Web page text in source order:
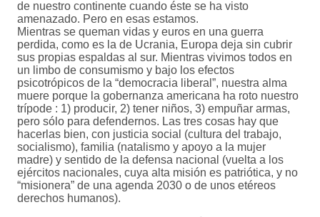
de nuestro continente cuando éste se ha visto
amenazado. Pero en esas estamos.
Mientras se queman vidas y euros en una guerra
perdida, como es la de Ucrania, Europa deja sin cubrir
sus propias espaldas al sur. Mientras vivimos todos en
un limbo de consumismo y bajo los efectos
psicotrópicos de la “democracia liberal”, nuestra alma
muere porque la gobernanza americana ha roto nuestro
trípode : 1) producir, 2) tener niños, 3) empuñar armas,
pero sólo para defendernos. Las tres cosas hay que
hacerlas bien, con justicia social (cultura del trabajo,
socialismo), familia (natalismo y apoyo a la mujer
madre) y sentido de la defensa nacional (vuelta a los
ejércitos nacionales, cuya alta misión es patriótica, y no
“misionera” de una agenda 2030 o de unos etéreos
derechos humanos).